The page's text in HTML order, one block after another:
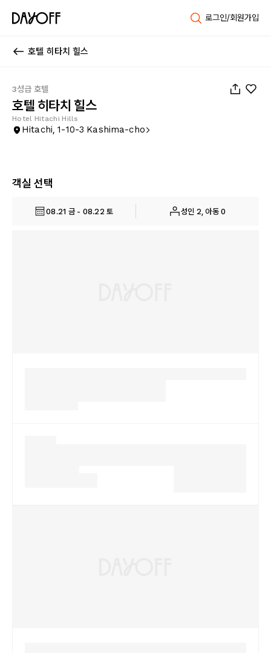
로그인/회원가입
호텔 히타치 힐스
3성급 호텔
호텔 히타치 힐스
Hotel Hitachi Hills
Hitachi, 1-10-3 Kashima-cho
객실 선택
08.21 금 - 08.22 토 성인 2, 아동 0